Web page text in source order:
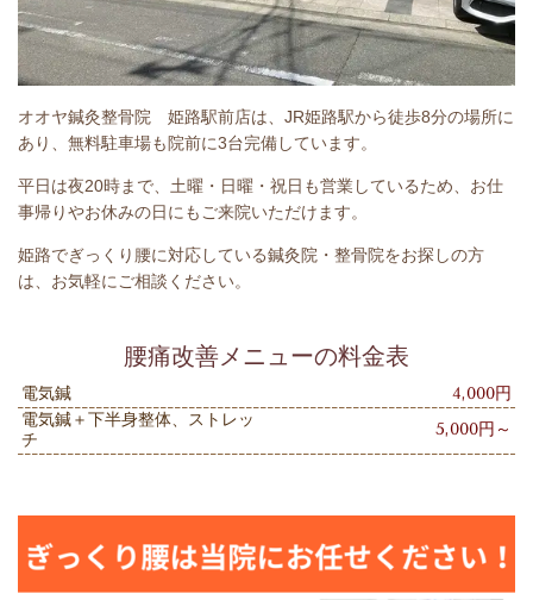
オオヤ鍼灸整骨院 姫路駅前店は、JR姫路駅から徒歩8分の場所に
あり、無料駐車場も院前に3台完備しています。
平日は夜20時まで、土曜・日曜・祝日も営業しているため、お仕
事帰りやお休みの日にもご来院いただけます。
姫路でぎっくり腰に対応している鍼灸院・整骨院をお探しの方
は、お気軽にご相談ください。
腰痛改善メニューの料金表
電気鍼
4,000円
電気鍼＋下半身整体、ストレッ
チ
5,000円～